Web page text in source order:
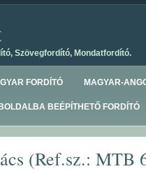
Szövegfordító, Mondatfordító.
FORDÍTÓ MAGYAR-
BEÉPÍTHETŐ FORDÍTÓ
(Ref.sz.: MTB